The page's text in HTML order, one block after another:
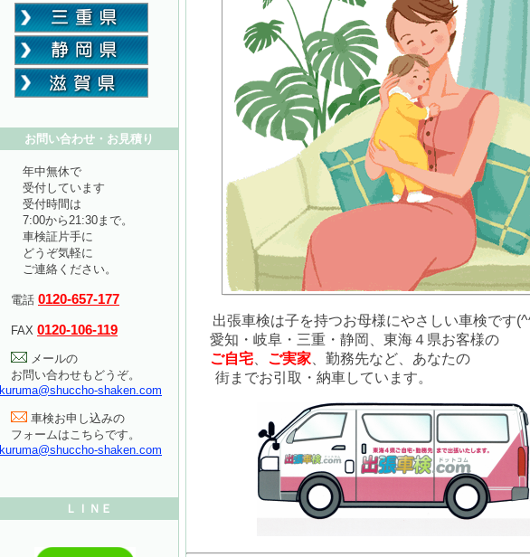
出張車検は子を持つお母様にやさしい車検です
愛知・岐阜・三重・静岡、東海４県お客様の
ご自宅
ご実家 、勤務先など、あなたの
街までお引取・納車しています。
お問い合わせ・お見積り
年中無休で
受付しています
受付時間は
7:00から21:30まで。
車検証片手に
どうぞ気軽に
ご連絡ください。
電話 0120-657-177
FAX 0120-106-119
メールの
お問い合わせもどうぞ。
kuruma@shuccho-shaken.com
車検お申し込みの
フォームはこちらです。
kuruma@shuccho-shaken.com
ＬＩＮＥ